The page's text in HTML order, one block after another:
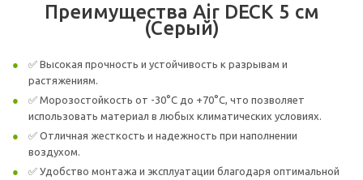
Преимущества Air DECK 5 см
(Серый)
✅ Высокая прочность и устойчивость к разрывам и
растяжениям.
✅ Морозостойкость от -30°C до +70°C, что позволяет
использовать материал в любых климатических условиях.
✅ Отличная жесткость и надежность при наполнении
воздухом.
✅ Удобство монтажа и эксплуатации благодаря оптимальной